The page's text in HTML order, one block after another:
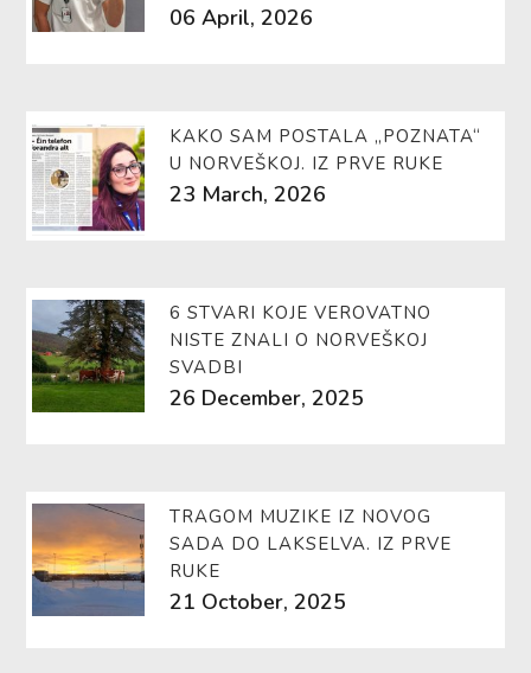
06 April, 2026
KAKO SAM POSTALA „POZNATA“
U NORVEŠKOJ. IZ PRVE RUKE
23 March, 2026
6 STVARI KOJE VEROVATNO
NISTE ZNALI O NORVEŠKOJ
SVADBI
26 December, 2025
TRAGOM MUZIKE IZ NOVOG
SADA DO LAKSELVA. IZ PRVE
RUKE
21 October, 2025